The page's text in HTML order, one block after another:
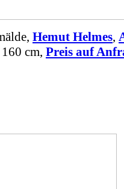
Hemut Helmes,
cm, Preis auf